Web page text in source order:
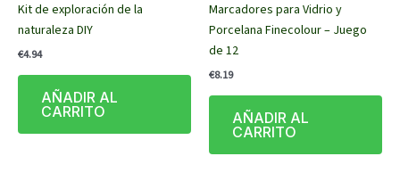
Kit de exploración de la
naturaleza DIY
€4.94
AÑADIR AL
CARRITO
Marcadores para Vidrio y
Porcelana Finecolour – Juego
de 12
€8.19
AÑADIR AL
CARRITO